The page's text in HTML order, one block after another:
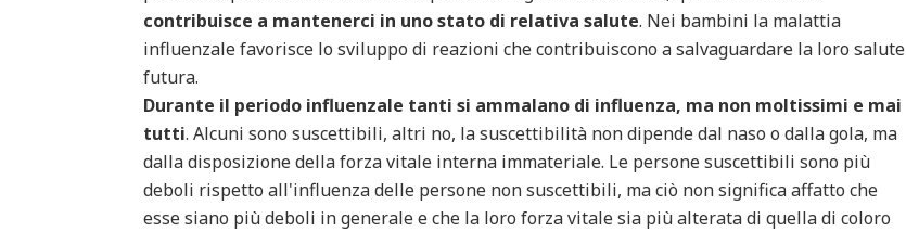
contribuisce a mantenerci in uno stato di relativa salute. Nei bambini la malattia
influenzale favorisce lo sviluppo di reazioni che contribuiscono a salvaguardare la loro salute
futura.
Durante il periodo influenzale tanti si ammalano di influenza, ma non moltissimi e mai
tutti. Alcuni sono suscettibili, altri no, la suscettibilità non dipende dal naso o dalla gola, ma
dalla disposizione della forza vitale interna immateriale. Le persone suscettibili sono più
deboli rispetto all'influenza delle persone non suscettibili, ma ciò non significa affatto che
esse siano più deboli in generale e che la loro forza vitale sia più alterata di quella di coloro